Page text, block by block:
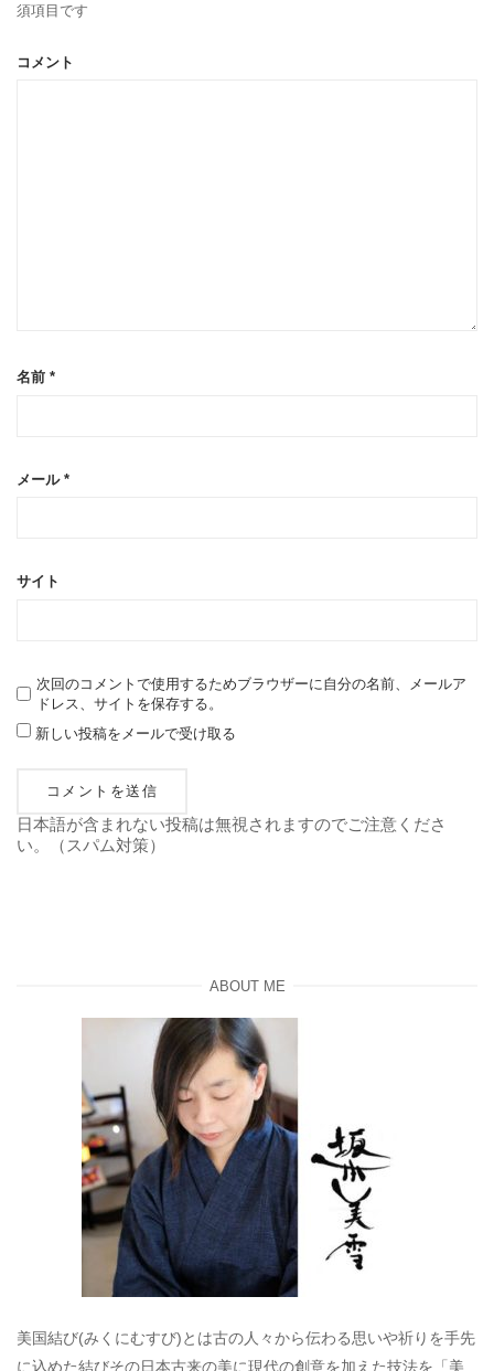
須項目です
コメント
名前 *
メール *
サイト
次回のコメントで使用するためブラウザーに自分の名前、メールア
ドレス、サイトを保存する。
新しい投稿をメールで受け取る
日本語が含まれない投稿は無視されますのでご注意くださ
い。（スパム対策）
ABOUT ME
美国結び(みくにむすび)とは古の人々から伝わる思いや祈りを手先
に込めた結びその日本古来の美に現代の創意を加えた技法を「美